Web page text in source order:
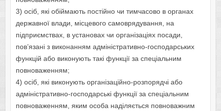
3) осіб, які обіймають постійно чи тимчасово в органах
державної влади, місцевого самоврядування, на
підприємствах, в установах чи організаціях посади,
пов’язані з виконанням адміністративно-господарських
функцій або виконують такі функції за спеціальним
повноваженням;
4) осіб, які виконують організаційно-розпорядчі або
адміністративно-господарські функції за спеціальним
повноваженням, яким особа наділяється повноважним